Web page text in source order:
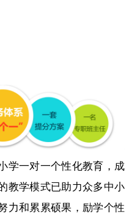
学一对一个性化教育，成
教学模式已助力众多中小
力和累累硕果，励学个性